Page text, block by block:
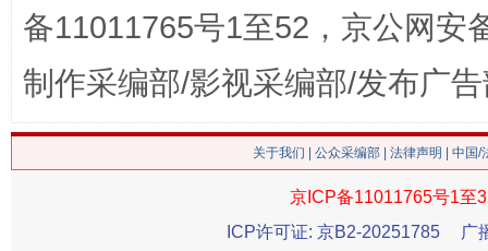
在谋一域中谋全局
今
备11011765号1至52，京公网安
制作采编部/影视采编部/发布广
关于我们 公众采编部 法律声明 | 中国
京ICP备11011765号1至
ICP许可证: 京B2-20251785
广